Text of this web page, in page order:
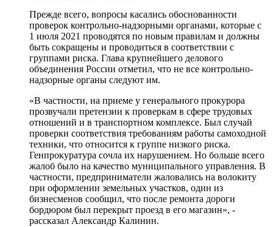
Прежде всего, вопросы касались обоснованности
проверок контрольно-надзорными органами, которые с
1 июля 2021 проводятся по новым правилам и должны
быть сокращены и проводиться в соответствии с
группами риска. Глава крупнейшего делового
объединения России отметил, что не все контрольно-
надзорные органы следуют им.
«В частности, на приеме у генерального прокурора
прозвучали претензии к проверкам в сфере трудовых
отношений и в транспортном комплексе. Был случай
проверки соответствия требованиям работы самоходной
техники, что относится к группе низкого риска.
Генпрокуратура сочла их нарушением. Но больше всего
жалоб было на качество муниципального управления. В
частности, предприниматели жаловались на волокиту
при оформлении земельных участков, один из
бизнесменов сообщил, что после ремонта дороги
бордюром был перекрыт проезд в его магазин», -
рассказал Александр Калинин.